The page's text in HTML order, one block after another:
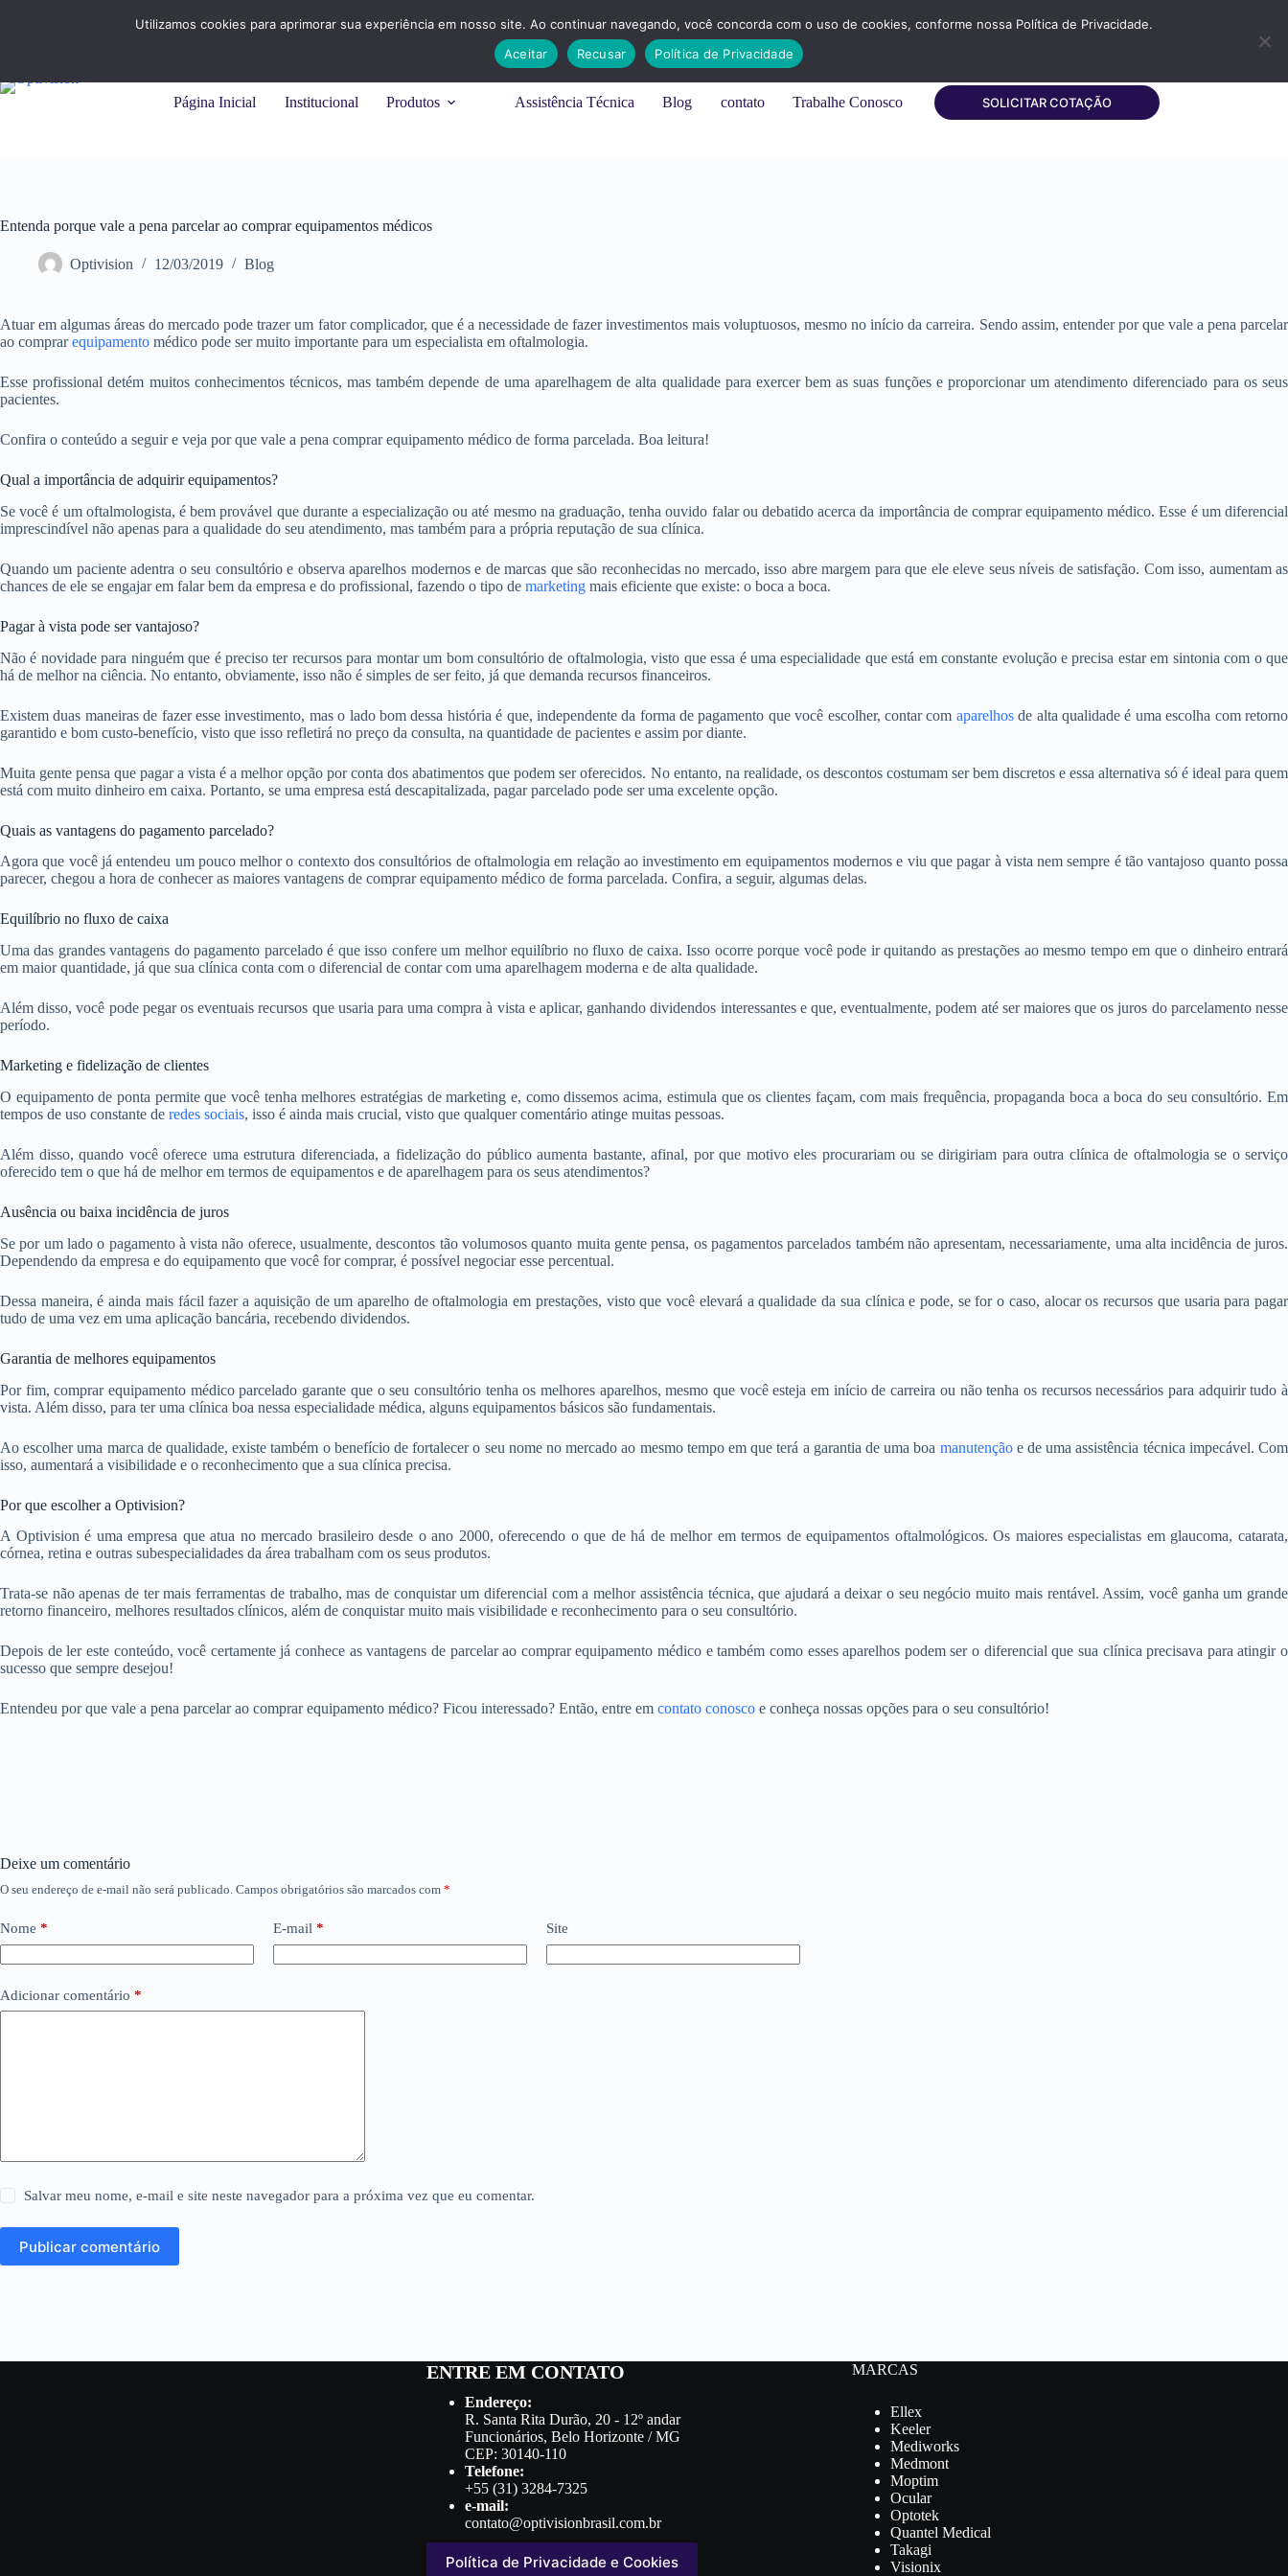
Página Inicial Institucional Produtos Assistência Técnica Blog contato Trabalhe Conosco SOLICITAR COTAÇÃO
Entenda porque vale a pena parcelar ao comprar equipamentos médicos
Optivision 12/03/2019 Blog
Atuar em algumas áreas do mercado pode trazer um fator complicador, que é a necessidade de fazer investimentos mais voluptuosos, mesmo no início da carreira. Sendo assim, entender por que vale a pena parcelar
ao comprarequipamento médico pode ser muito importante para um especialista em oftalmologia.
Esse profissional detém muitos conhecimentos técnicos, mas também depende de uma aparelhagem de alta qualidade para exercer bem as suas funções e proporcionar um atendimento diferenciado para os seus
pacientes.
Confira o conteúdo a seguir e veja por que vale a pena comprar equipamento médico de forma parcelada. Boa leitura!
Qual a importância de adquirir equipamentos?
Se você é um oftalmologista, é bem provável que durante a especialização ou até mesmo na graduação, tenha ouvido falar ou debatido acerca da importância de comprar equipamento médico. Esse é um diferencial
imprescindível não apenas para a qualidade do seu atendimento, mas também para a própria reputação de sua clínica.
Quando um paciente adentra o seu consultório e observa aparelhos modernos e de marcas que são reconhecidas no mercado, isso abre margem para que ele eleve seus níveis de satisfação. Com isso, aumentam as
chances de ele se engajar em falar bem da empresa e do profissional, fazendo o tipo de marketing mais eficiente que existe: o boca a boca.
Pagar à vista pode ser vantajoso?
Não é novidade para ninguém que é preciso ter recursos para montar um bom consultório de oftalmologia, visto que essa é uma especialidade que está em constante evolução e precisa estar em sintonia com o que
há de melhor na ciência. No entanto, obviamente, isso não é simples de ser feito, já que demanda recursos financeiros.
Existem duas maneiras de fazer esse investimento, mas o lado bom dessa história é que, independente da forma de pagamento que você escolher, contar com aparelhosde alta qualidade é uma escolha com retorno
garantido e bom custo-benefício, visto que isso refletirá no preço da consulta, na quantidade de pacientes e assim por diante.
Muita gente pensa que pagar a vista é a melhor opção por conta dos abatimentos que podem ser oferecidos. No entanto, na realidade, os descontos costumam ser bem discretos e essa alternativa só é ideal para quem
está com muito dinheiro em caixa. Portanto, se uma empresa está descapitalizada, pagar parcelado pode ser uma excelente opção.
Quais as vantagens do pagamento parcelado?
Agora que você já entendeu um pouco melhor o contexto dos consultórios de oftalmologia em relação ao investimento em equipamentos modernos e viu que pagar à vista nem sempre é tão vantajoso quanto possa
parecer, chegou a hora de conhecer as maiores vantagens de comprar equipamento médico de forma parcelada. Confira, a seguir, algumas delas.
Equilíbrio no fluxo de caixa
Uma das grandes vantagens do pagamento parcelado é que isso confere um melhor equilíbrio no fluxo de caixa. Isso ocorre porque você pode ir quitando as prestações ao mesmo tempo em que o dinheiro entrará
em maior quantidade, já que sua clínica conta com o diferencial de contar com uma aparelhagem moderna e de alta qualidade.
Além disso, você pode pegar os eventuais recursos que usaria para uma compra à vista e aplicar, ganhando dividendos interessantes e que, eventualmente, podem até ser maiores que os juros do parcelamento nesse
período.
Marketing e fidelização de clientes
O equipamento de ponta permite que você tenha melhores estratégias de marketing e, como dissemos acima, estimula que os clientes façam, com mais frequência, propaganda boca a boca do seu consultório. Em
tempos de uso constante de redes sociais, isso é ainda mais crucial, visto que qualquer comentário atinge muitas pessoas.
Além disso, quando você oferece uma estrutura diferenciada, a fidelização do público aumenta bastante, afinal, por que motivo eles procurariam ou se dirigiriam para outra clínica de oftalmologia se o serviço
oferecido tem o que há de melhor em termos de equipamentos e de aparelhagem para os seus atendimentos?
Ausência ou baixa incidência de juros
Se por um lado o pagamento à vista não oferece, usualmente, descontos tão volumosos quanto muita gente pensa, os pagamentos parcelados também não apresentam, necessariamente, uma alta incidência de juros.
Dependendo da empresa e do equipamento que você for comprar, é possível negociar esse percentual.
Dessa maneira, é ainda mais fácil fazer a aquisição de um aparelho de oftalmologia em prestações, visto que você elevará a qualidade da sua clínica e pode, se for o caso, alocar os recursos que usaria para pagar
tudo de uma vez em uma aplicação bancária, recebendo dividendos.
Garantia de melhores equipamentos
Por fim, comprar equipamento médico parcelado garante que o seu consultório tenha os melhores aparelhos, mesmo que você esteja em início de carreira ou não tenha os recursos necessários para adquirir tudo à
vista. Além disso, para ter uma clínica boa nessa especialidade médica, alguns equipamentos básicos são fundamentais.
Ao escolher uma marca de qualidade, existe também o benefício de fortalecer o seu nome no mercado ao mesmo tempo em que terá a garantia de uma boa manutençãoe de uma assistência técnica impecável. Com
isso, aumentará a visibilidade e o reconhecimento que a sua clínica precisa.
Por que escolher a Optivision?
A Optivision é uma empresa que atua no mercado brasileiro desde o ano 2000, oferecendo o que de há de melhor em termos de equipamentos oftalmológicos. Os maiores especialistas em glaucoma, catarata,
córnea, retina e outras subespecialidades da área trabalham com os seus produtos.
Trata-se não apenas de ter mais ferramentas de trabalho, mas de conquistar um diferencial com a melhor assistência técnica, que ajudará a deixar o seu negócio muito mais rentável. Assim, você ganha um grande
retorno financeiro, melhores resultados clínicos, além de conquistar muito mais visibilidade e reconhecimento para o seu consultório.
Depois de ler este conteúdo, você certamente já conhece as vantagens de parcelar ao comprar equipamento médico e também como esses aparelhos podem ser o diferencial que sua clínica precisava para atingir o
sucesso que sempre desejou!
Entendeu por que vale a pena parcelar ao comprar equipamento médico? Ficou interessado? Então, entre em contato conosco e conheça nossas opções para o seu consultório!
Deixe um comentário
O seu endereço de e-mail não será publicado. Campos obrigatórios são marcados com *
Nome * E-mail * Site
Adicionar comentário *
Salvar meu nome, e-mail e site neste navegador para a próxima vez que eu comentar.
Publicar comentário
ENTRE EM CONTATO
Endereço:
R. Santa Rita Durão, 20 - 12º andar
Funcionários, Belo Horizonte / MG
CEP: 30140-110
Telefone:
+55 (31) 3284-7325
e-mail:
contato@optivisionbrasil.com.br
Política de Privacidade e Cookies
MARCAS
Ellex
Keeler
Mediworks
Medmont
Moptim
Ocular
Optotek
Quantel Medical
Takagi
Visionix
Utilizamos cookies para aprimorar sua experiência em nosso site. Ao continuar navegando, você concorda com o uso de cookies, conforme nossa Política de Privacidade.
Aceitar
Recusar Política de Privacidade